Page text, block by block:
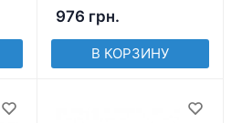
976 грн.
В КОРЗИНУ